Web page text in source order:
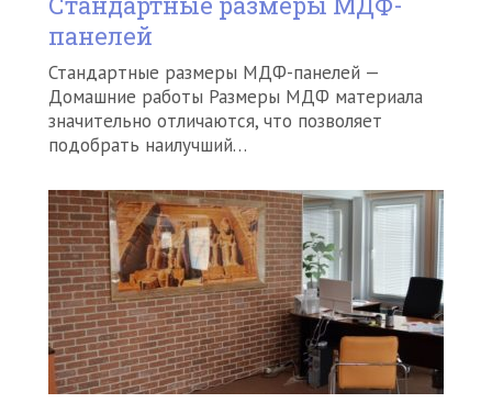
панелей
Стандартные размеры МДФ-панелей —
Домашние работы Размеры МДФ материала
значительно отличаются, что позволяет
подобрать наилучший…